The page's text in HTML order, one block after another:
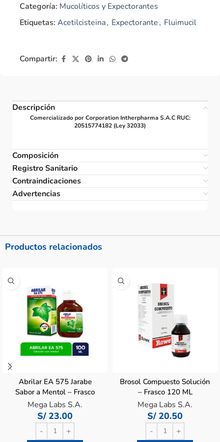
Categoría: Mucolíticos y Expectorantes
Etiquetas: Acetilcisteina, Expectorante, Fluimucil
Compartir:
Descripción
Comercializado por Corporation Intherpharma S.A.C RUC:
20515774182 (Ley 32033)
Composición
Registro Sanitario
Contraindicaciones
Advertencias
Productos relacionados
Abrilar EA 575 Jarabe
Sabor a Mentol – Frasco
100 ML
Mega Labs S.A.
S/ 23.00
Brosol Compuesto Solución
– Frasco 120 ML
Mega Labs S.A.
S/ 20.50